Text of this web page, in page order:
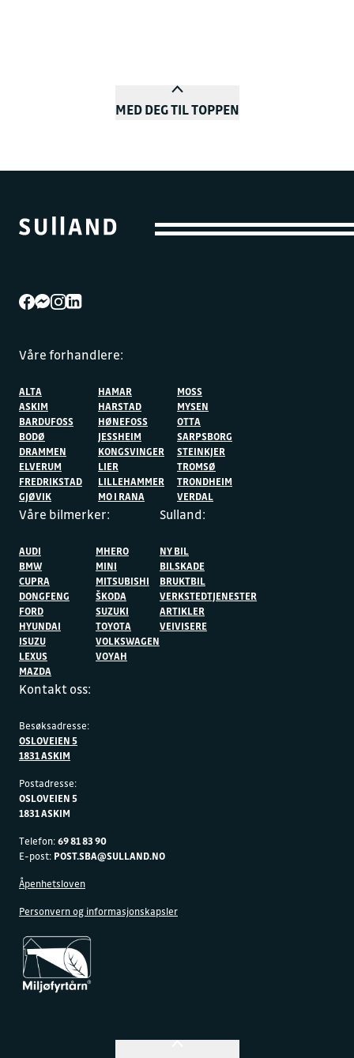
MED DEG TIL TOPPEN
Våre forhandlere:
ALTA
ASKIM
BARDUFOSS
BODØ
DRAMMEN
ELVERUM
FREDRIKSTAD
GJØVIK
HAMAR
HARSTAD
HØNEFOSS
JESSHEIM
KONGSVINGER
LIER
LILLEHAMMER
MO I RANA
MOSS
MYSEN
OTTA
SARPSBORG
STEINKJER
TROMSØ
TRONDHEIM
VERDAL
Våre bilmerker:
AUDI
BMW
CUPRA
DONGFENG
FORD
HYUNDAI
ISUZU
LEXUS
MAZDA
MHERO
MINI
MITSUBISHI
ŠKODA
SUZUKI
TOYOTA
VOLKSWAGEN
VOYAH
Sulland:
NY BIL
BILSKADE
BRUKTBIL
VERKSTEDTJENESTER
ARTIKLER
VEIVISERE
Kontakt oss:
Besøksadresse:
OSLOVEIEN 5
1831 ASKIM
Postadresse:
OSLOVEIEN 5
1831 ASKIM
Telefon:69 81 83 90
E-post: POST.SBA@SULLAND.NO
Åpenhetsloven
Personvern og informasjonskapsler